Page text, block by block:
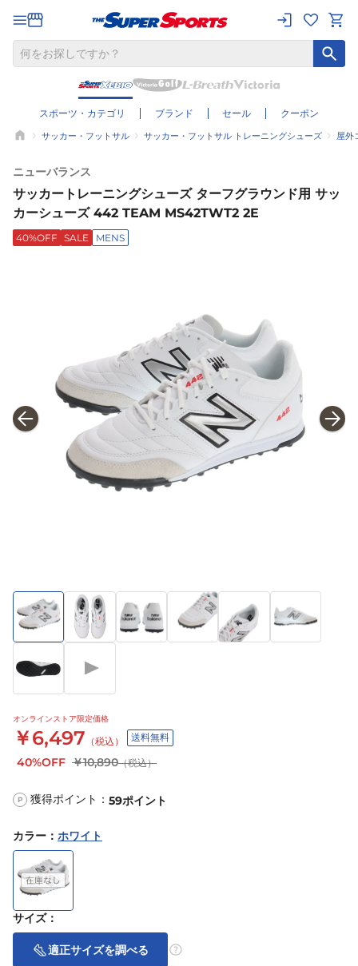
スポーツ・カテゴリ ブランド セール クーポン
サッカー・フットサル サッカー・フットサル トレーニングシューズ 屋外
ニューバランス
サッカートレーニングシューズ ターフグラウンド用 サッ
カーシューズ 442 TEAM MS42TWT2 2E
40%OFF SALE MENS
オンラインストア限定価格
￥6,497 （税込） 送料無料
40%OFF ￥10,890（税込）
P 獲得ポイント： 59ポイント
カラー ： ホワイト
サイズ：
適正サイズを調べる